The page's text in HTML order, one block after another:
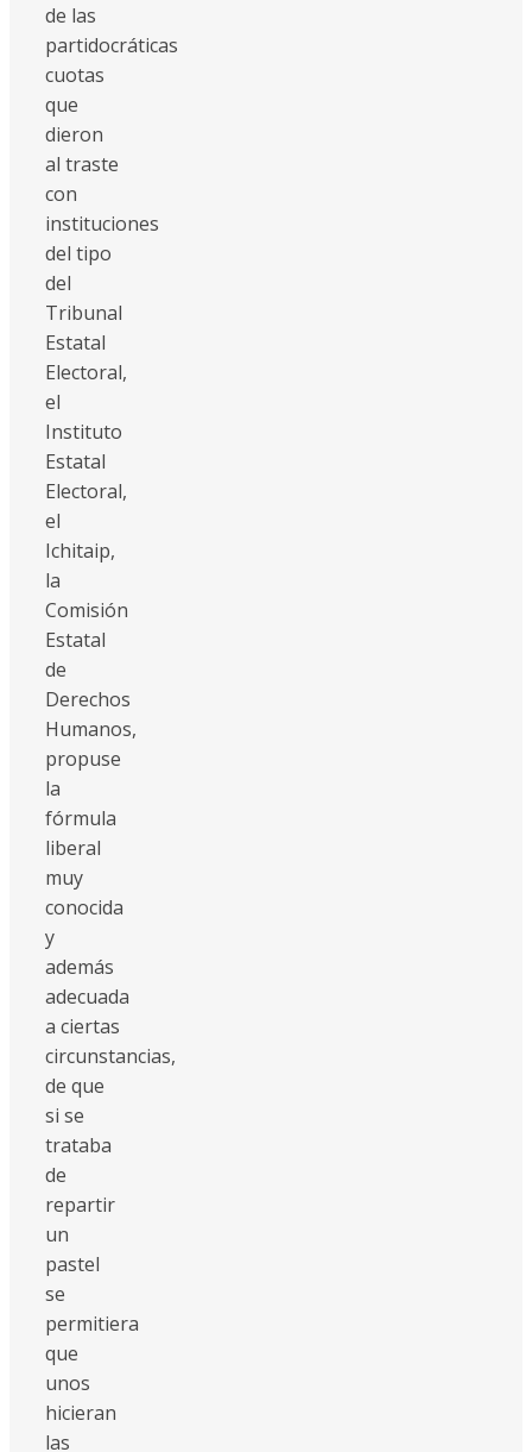
de las
partidocráticas
cuotas
que
dieron
al traste
con
instituciones
del tipo
del
Tribunal
Estatal
Electoral,
el
Instituto
Estatal
Electoral,
el
Ichitaip,
la
Comisión
Estatal
de
Derechos
Humanos,
propuse
la
fórmula
liberal
muy
conocida
y
además
adecuada
a ciertas
circunstancias,
de que
si se
trataba
de
repartir
un
pastel
se
permitiera
que
unos
hicieran
las